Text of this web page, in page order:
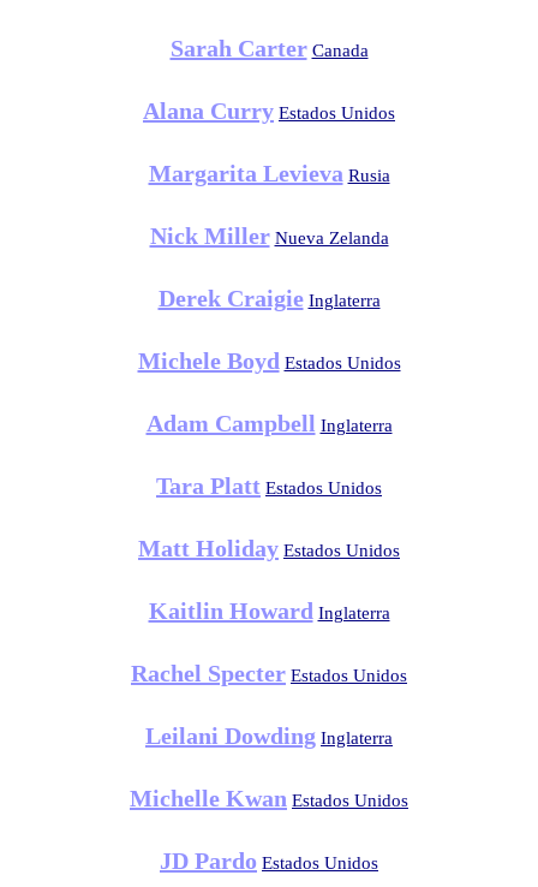
Sarah Carter Canada
Alana Curry Estados Unidos
Margarita Levieva Rusia
Nick Miller Nueva Zelanda
Derek Craigie Inglaterra
Michele Boyd Estados Unidos
Adam Campbell Inglaterra
Tara Platt Estados Unidos
Matt Holiday Estados Unidos
Kaitlin Howard Inglaterra
Rachel Specter Estados Unidos
Leilani Dowding Inglaterra
Michelle Kwan Estados Unidos
JD Pardo Estados Unidos